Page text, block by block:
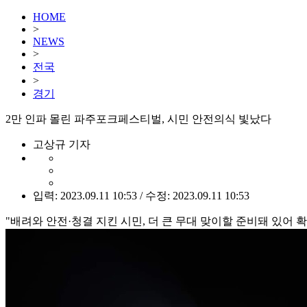
HOME
>
NEWS
>
전국
>
경기
2만 인파 몰린 파주포크페스티벌, 시민 안전의식 빛났다
고상규 기자
입력: 2023.09.11 10:53 / 수정: 2023.09.11 10:53
"배려와 안전·청결 지킨 시민, 더 큰 무대 맞이할 준비돼 있어